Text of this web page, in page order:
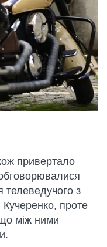
привертало
телеведучого з
проте
між ними